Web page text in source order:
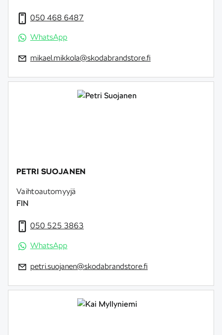
050 468 6487
WhatsApp
mikael.mikkola@skodabrandstore.fi
PETRI SUOJANEN
Vaihtoautomyyjä
FIN
050 525 3863
WhatsApp
petri.suojanen@skodabrandstore.fi